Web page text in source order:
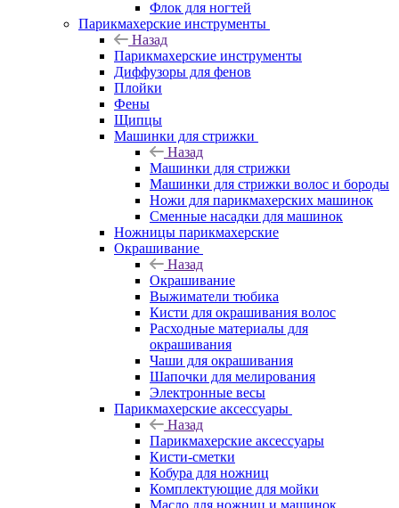
Флок для ногтей
Парикмахерские инструменты
Назад
Парикмахерские инструменты
Диффузоры для фенов
Плойки
Фены
Щипцы
Машинки для стрижки
Назад
Машинки для стрижки
Машинки для стрижки волос и бороды
Ножи для парикмахерских машинок
Сменные насадки для машинок
Ножницы парикмахерские
Окрашивание
Назад
Окрашивание
Выжиматели тюбика
Кисти для окрашивания волос
Расходные материалы для
окрашивания
Чаши для окрашивания
Шапочки для мелирования
Электронные весы
Парикмахерские аксессуары
Назад
Парикмахерские аксессуары
Кисти-сметки
Кобура для ножниц
Комплектующие для мойки
Масло для ножниц и машинок